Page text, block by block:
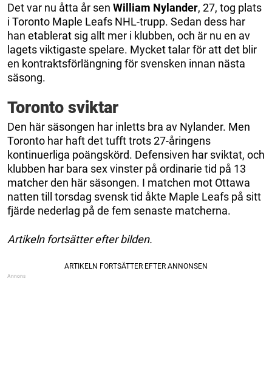
Det var nu åtta år sen William Nylander, 27, tog plats
i Toronto Maple Leafs NHL-trupp. Sedan dess har
han etablerat sig allt mer i klubben, och är nu en av
lagets viktigaste spelare. Mycket talar för att det blir
en kontraktsförlängning för svensken innan nästa
säsong.
Toronto sviktar
Den här säsongen har inletts bra av Nylander. Men
Toronto har haft det tufft trots 27-åringens
kontinuerliga poängskörd. Defensiven har sviktat, och
klubben har bara sex vinster på ordinarie tid på 13
matcher den här säsongen. I matchen mot Ottawa
natten till torsdag svensk tid åkte Maple Leafs på sitt
fjärde nederlag på de fem senaste matcherna.
Artikeln fortsätter efter bilden.